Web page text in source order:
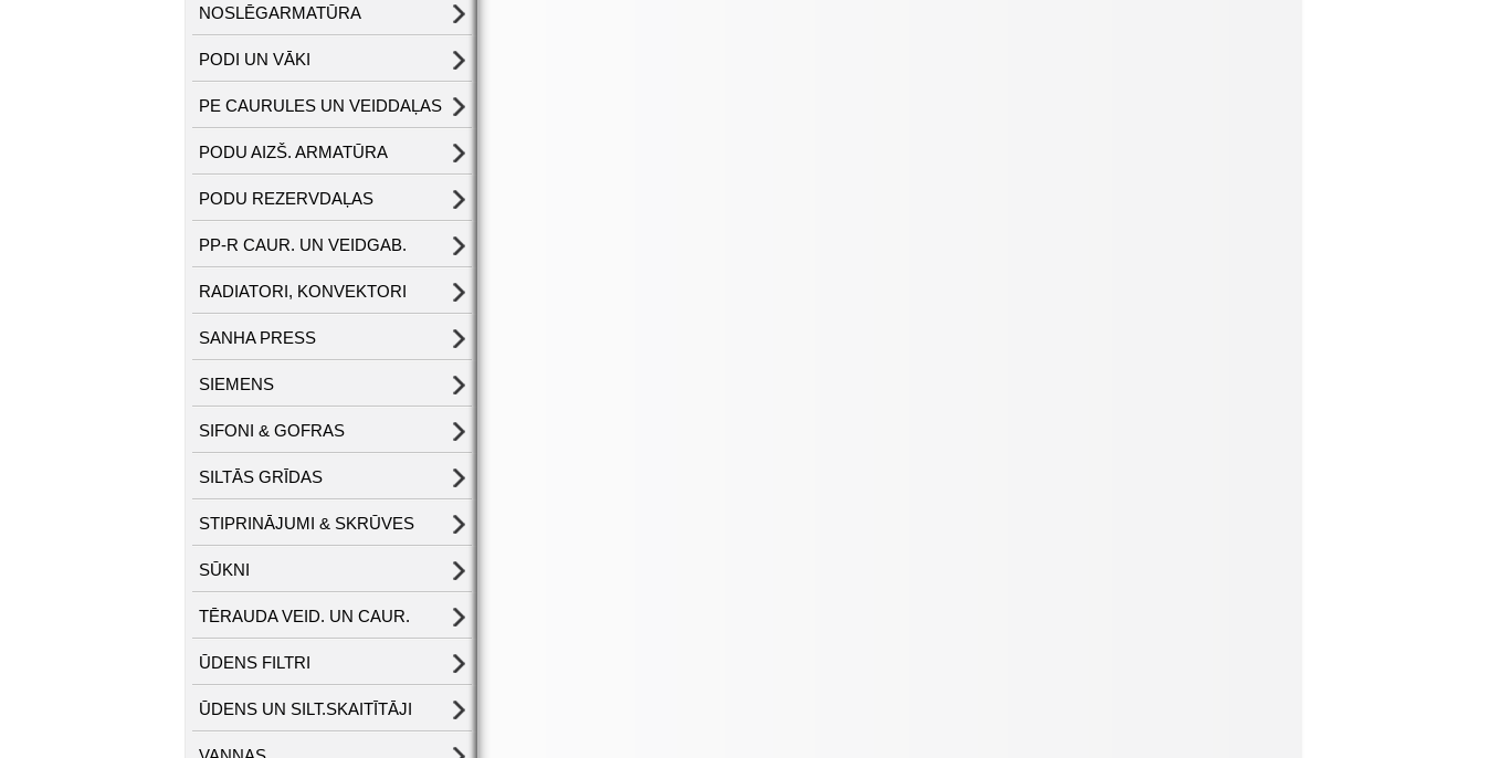
NOSLĒGARMATŪRA
PODI UN VĀKI
PE CAURULES UN VEIDDAĻAS
PODU AIZŠ. ARMATŪRA
PODU REZERVDAĻAS
PP-R CAUR. UN VEIDGAB.
RADIATORI, KONVEKTORI
SANHA PRESS
SIEMENS
SIFONI & GOFRAS
SILTĀS GRĪDAS
STIPRINĀJUMI & SKRŪVES
SŪKNI
TĒRAUDA VEID. UN CAUR.
ŪDENS FILTRI
ŪDENS UN SILT.SKAITĪTĀJI